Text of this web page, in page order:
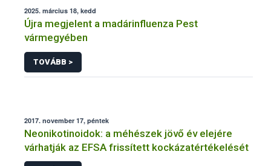
2025. március 18, kedd
Újra megjelent a madárinfluenza Pest
vármegyében
TOVÁBB >
2017. november 17, péntek
Neonikotinoidok: a méhészek jövő év elejére
várhatják az EFSA frissített kockázatértékelését